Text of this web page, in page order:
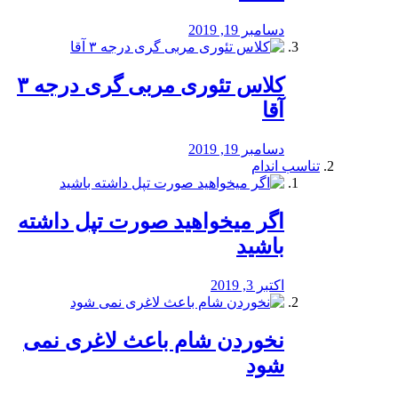
دسامبر 19, 2019
کلاس تئوری مربی گری درجه ۳
آقا
دسامبر 19, 2019
تناسب اندام
اگر میخواهید صورت تپل داشته
باشید
اکتبر 3, 2019
نخوردن شام باعث لاغری نمی
‌شود